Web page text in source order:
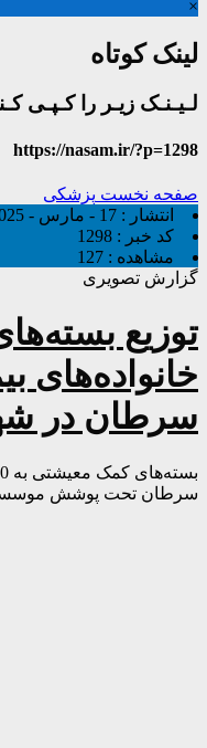
×
لینک کوتاه
لـیـنـک زیـر را کـپـی
https://nasam.ir/?p=1298
صفحه نخست پزشکی
انتشار : 17 - مارس - 2025 - 16:39
کد خبر : 1298
مشاهده : 127
گزارش تصویری
توزیع
خانواده‌های
سرطان در
سرطان تحت پوشش موسسه